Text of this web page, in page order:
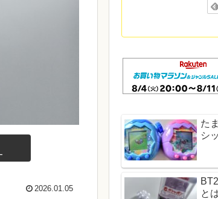
2026.01.05
た
シ
と